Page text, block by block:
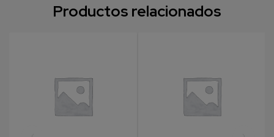
Productos relacionados